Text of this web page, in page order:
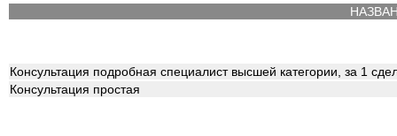
Консультация подробная специалист высшей категории, за 1
Консультация простая